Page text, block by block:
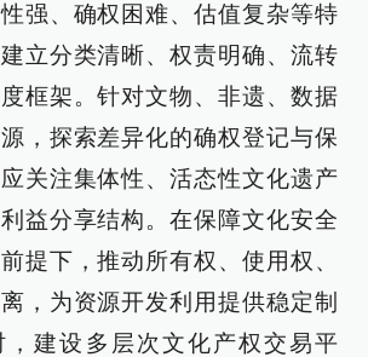
强、确权困难、估值复杂等特
立分类清晰、权责明确、流转
框架。针对文物、非遗、数据
，探索差异化的确权登记与保
关注集体性、活态性文化遗产
益分享结构。在保障文化安全
提下，推动所有权、使用权、
，为资源开发利用提供稳定制
，建设多层次文化产权交易平